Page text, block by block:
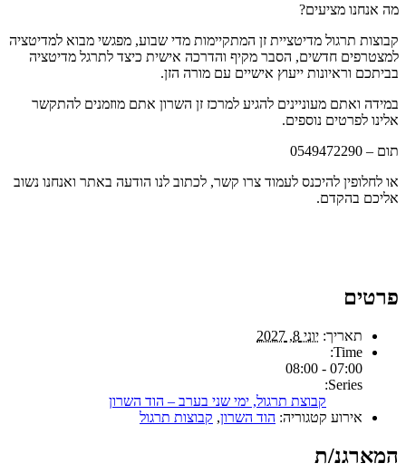
מה אנחנו מציעים?
בביתכם וראיונות ייעוץ אישיים עם מורה הזן.
אלינו לפרטים נוספים.
תום – 0549472290
אליכם בהקדם.
פרטים
תאריך: יוני 8, 2027
Time:
07:00 - 08:00
Series:
קבוצת תרגול, ימי שני בערב – הוד השרון
אירוע קטגוריה: הוד השרון, קבוצות תרגול
המארגנ/ת